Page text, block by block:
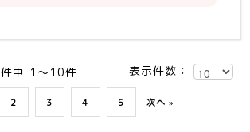
・WireShankによるパケットのモニ
※他モニター、ソフトでも可
件中 1～10件 表示件数：
2 3 4 5 次へ »